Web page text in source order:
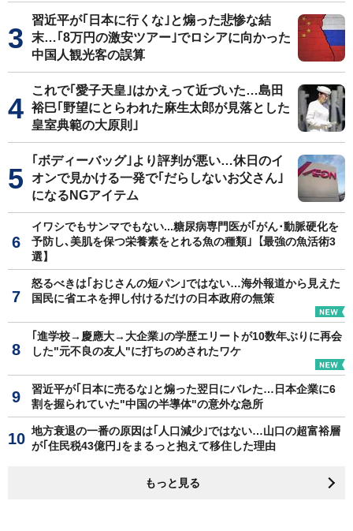
習近平が｢日本に行くな｣と煽った悲惨な結
末…｢8万円の激安ツアー｣でロシアに向かった
中国人観光客の誤算
これで｢愛子天皇｣はかえって近づいた…島田
裕巳｢野望にとらわれた麻生太郎が見落とした
皇室典範の大原則｣
｢ボディーバッグ｣より評判が悪い…休日のイ
オンで見かける一発で｢だらしないお父さん｣
になるNGアイテム
イワシでもサンマでもない...糖尿病専門医が｢がん･動脈硬化を
予防し､美肌を保つ栄養素をとれる魚の種類｣【最強の魚活術3
選】
怒るべきは｢おじさんの短パン｣ではない…海外報道から見えた
国民に省エネを押し付けるだけの日本政府の無策
｢進学校→慶應大→大企業｣の学歴エリートが10数年ぶりに再会
した"元不良の友人"に打ちのめされたワケ
習近平が｢日本に売るな｣と煽った翌日にバレた…日本企業に6
割を握られていた"中国の半導体"の意外な急所
地方衰退の一番の原因は｢人口減少｣ではない…山口の超富裕層
が｢住民税43億円｣をまるっと抱えて移住した理由
もっと見る